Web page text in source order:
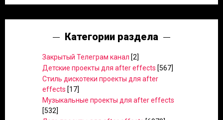
Категории раздела
Закрытый Телеграм канал [2]
Детские проекты для after effects [567]
Стиль дискотеки проекты для after
effects [17]
Музыкальные проекты для after effects
[532]